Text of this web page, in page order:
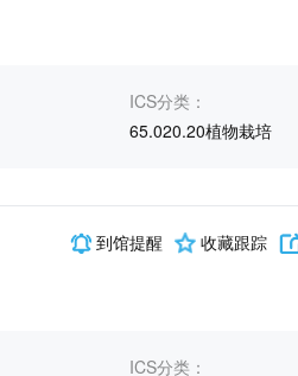
ICS分类：
65.020.20植物栽培
到馆提醒 收藏跟踪
ICS分类：